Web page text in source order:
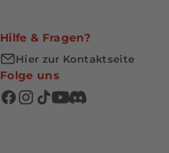
Hilfe & Fragen?
Hier zur Kontaktseite
Folge uns